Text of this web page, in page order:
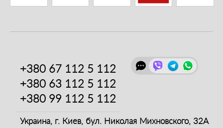
+380 67 112 5 112
+380 63 112 5 112
+380 99 112 5 112
Украина, г. Киев, бул. Николая Михновского, 32А